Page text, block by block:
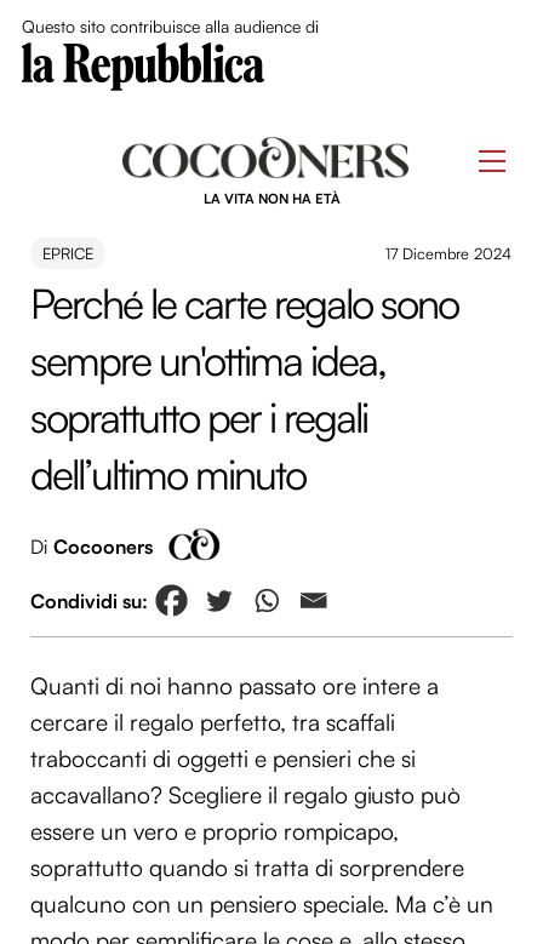
Questo sito contribuisce alla audience di
LA VITA NON HA ETÀ
EPRICE 17 Dicembre 2024
Perché le carte regalo sono
sempre un'ottima idea,
soprattutto per i regali
dell’ultimo minuto
Di Cocooners
Quanti di noi hanno passato ore intere a
cercare il regalo perfetto, tra scaffali
traboccanti di oggetti e pensieri che si
accavallano? Scegliere il regalo giusto può
essere un vero e proprio rompicapo,
soprattutto quando si tratta di sorprendere
qualcuno con un pensiero speciale. Ma c’è un